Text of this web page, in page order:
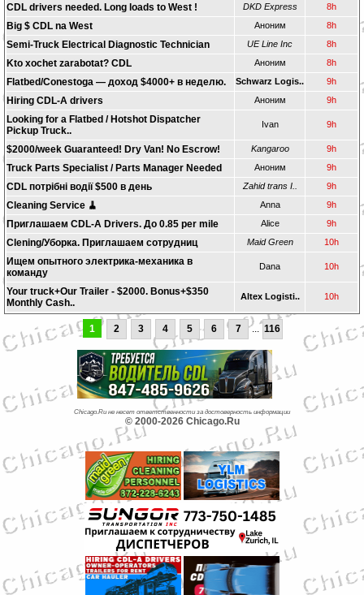
CDL drivers needed. Long loads to West ! DKD Express 8h
Big $ CDL na West Аноним 8h
Semi-Truck Electrical Diagnostic Technician UE Line Inc 8h
Kto xochet zarabotat? CDL Аноним 8h
Flatbed/Conestoga — доход $4000+ в неделю. Schwarz Logis.. 9h
Hiring CDL-A drivers Аноним 9h
Looking for a Flatbed / Hotshot Dispatcher
Pickup Truck..
Ivan 9h
$2000/week Guaranteed! Dry Van! No Escrow! Kangaroo 9h
Truck Parts Specialist / Parts Manager Needed Аноним 9h
CDL потрібні водії $500 в день Zahid trans I.. 9h
Cleaning Service 🧹 Anna 9h
Приглашаем CDL-A Drivers. До 0.85 per mile Alice 9h
Clening/Уборка. Приглашаем сотрудниц Maid Green 10h
Ищем опытного электрика-механика в
команду
Dana 10h
Your truck+Our Trailer - $2000. Bonus+$350
Monthly Cash..
Altex Logisti.. 10h
1 2 3 4 5 6 7 ... 116
Chicago.Ru не несет ответственности за достоверность информации
© 2000-2026 Chicago.Ru